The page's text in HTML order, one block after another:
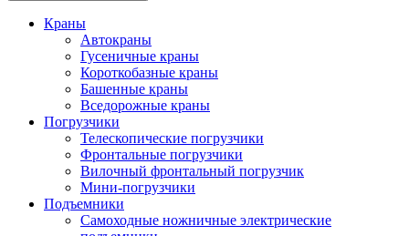
Краны
Автокраны
Гусеничные краны
Короткобазные краны
Башенные краны
Вcедорожные краны
Погрузчики
Телескопические погрузчики
Фронтальные погрузчики
Вилочный фронтальный погрузчик
Мини-погрузчики
Подъемники
Самоходные ножничные электрические